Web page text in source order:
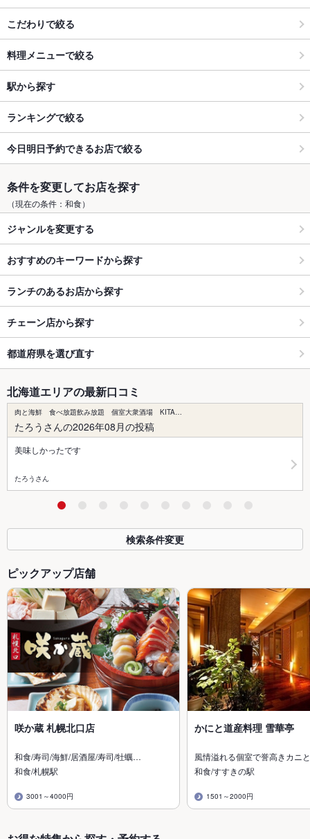
こだわりで絞る
料理メニューで絞る
駅から探す
ランキングで絞る
今日明日予約できるお店で絞る
条件を変更してお店を探す
（現在の条件：和食）
ジャンルを変更する
おすすめのキーワードから探す
ランチのあるお店から探す
チェーン店から探す
都道府県を選び直す
北海道エリアの最新口コミ
肉と海鮮 食べ放題飲み放題 個室大衆酒場 KITA…
たろうさんの2026年08月の投稿
美味しかったです
たろうさん
検索条件変更
ピックアップ店舗
咲か蔵 札幌北口店
和食/寿司/海鮮/居酒屋/寿司/牡蠣…
和食/札幌駅
3001～4000円
かにと道産料理 雪華亭
風情溢れる個室で誉高きカニ
和食/すすきの駅
1501～2000円